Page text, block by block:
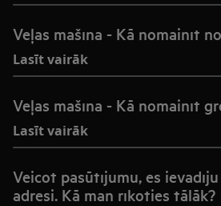
Veļas mašīna - Kā nomainīt
Lasīt vairāk
Veļas mašīna - Kā nomainīt
Lasīt vairāk
Veicot pasūtījumu, es
adresi. Kā man rīkoties tālāk?